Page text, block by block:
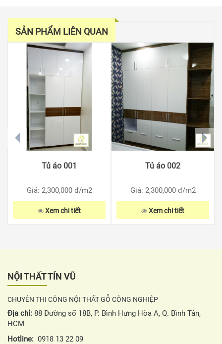
SẢN PHẨM LIÊN QUAN
Tủ áo 001
Giá: 2,300,000đ/m2
Xem chi tiết
Tủ áo 002
Giá: 2,300,000đ/m2
Xem chi tiết
prev next
NỘI THẤT TÍN VŨ
CHUYÊN THI CÔNG NỘI THẤT GỖ CÔNG NGHIỆP
Địa chỉ: 88 Đường số 18B, P. Bình Hưng Hòa A, Q. Bình Tân,
HCM
Hotline: 0918 13 22 09